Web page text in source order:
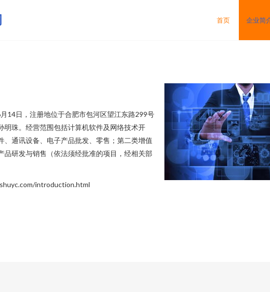
首页 企业简
14日，注册地位于合肥市包河区望江东路299号
珠。经营范围包括计算机软件及网络技术开
、通讯设备、电子产品批发、零售；第二类增值
品研发与销售（依法须经批准的项目，经相关部
introduction.html